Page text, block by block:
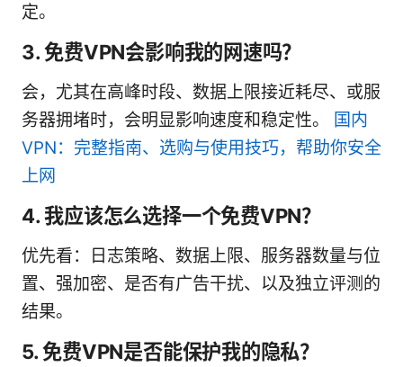
定。
3. 免费VPN会影响我的网速吗？
会，尤其在高峰时段、数据上限接近耗尽、或服
务器拥堵时，会明显影响速度和稳定性。
国内
VPN：完整指南、选购与使用技巧，帮助你安全
上网
4. 我应该怎么选择一个免费VPN？
优先看：日志策略、数据上限、服务器数量与位
置、强加密、是否有广告干扰、以及独立评测的
结果。
5. 免费VPN是否能保护我的隐私？